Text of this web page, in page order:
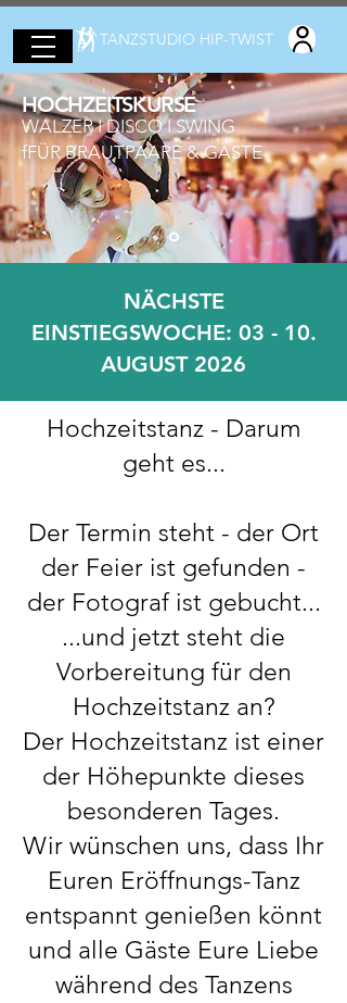
TANZSTUDIO HIP-TWIST
HOCHZEITSKURSE
WALZER I DISCO I SWING
fFÜR BRAUTPAARE & GÄSTE
NÄCHSTE
EINSTIEGSWOCHE: 03 - 10.
AUGUST 2026
Hochzeitstanz - Darum
geht es...
Der Termin steht - der Ort
der Feier ist gefunden -
der Fotograf ist gebucht...
...und jetzt steht die
Vorbereitung für den
Hochzeitstanz an?
Der Hochzeitstanz ist einer
der Höhepunkte dieses
besonderen Tages.
Wir wünschen uns, dass Ihr
Euren Eröffnungs-Tanz
entspannt genießen könnt
und alle Gäste Eure Liebe
während des Tanzens